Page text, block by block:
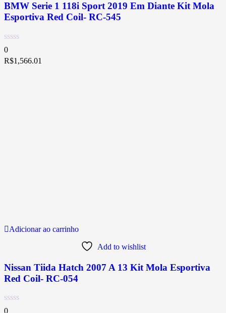
BMW Serie 1 118i Sport 2019 Em Diante Kit Mola
Esportiva Red Coil- RC-545
0
R$1,566.01
Adicionar ao carrinho
Add to wishlist
Nissan Tiida Hatch 2007 A 13 Kit Mola Esportiva
Red Coil- RC-054
0